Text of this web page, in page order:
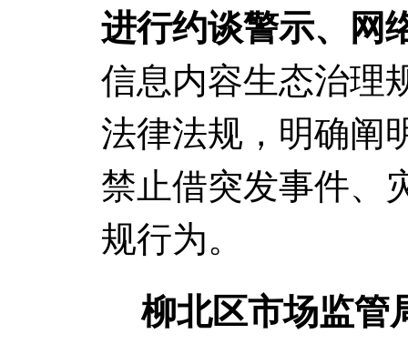
进行约谈警示、网
信息内容生态治理
法律法规，明确阐
禁止借突发事件、
规行为。
柳北区市场监管